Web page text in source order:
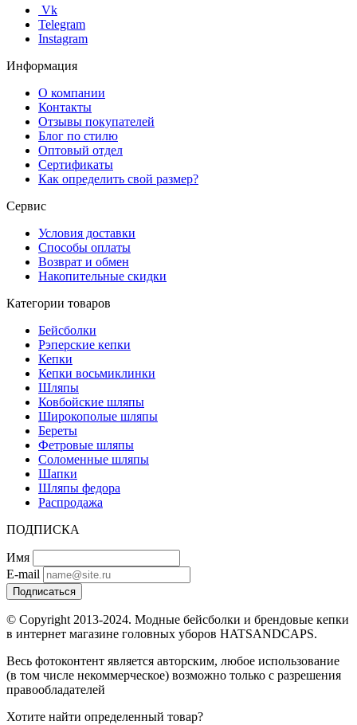
Vk
Telegram
Instagram
Информация
О компании
Контакты
Отзывы покупателей
Блог по стилю
Оптовый отдел
Сертификаты
Как определить свой размер?
Сервис
Условия доставки
Способы оплаты
Возврат и обмен
Накопительные скидки
Категории товаров
Бейсболки
Рэперские кепки
Кепки
Кепки восьмиклинки
Шляпы
Ковбойские шляпы
Широкополые шляпы
Береты
Фетровые шляпы
Соломенные шляпы
Шапки
Шляпы федора
Распродажа
ПОДПИСКА
Имя
E-mail
Подписаться
© Copyright 2013-2024. Модные бейсболки и брендовые кепки
в интернет магазине головных уборов HATSANDCAPS.
Весь фотоконтент является авторским, любое использование
(в том числе некоммерческое) возможно только с разрешения
правообладателей
Хотите найти определенный товар?